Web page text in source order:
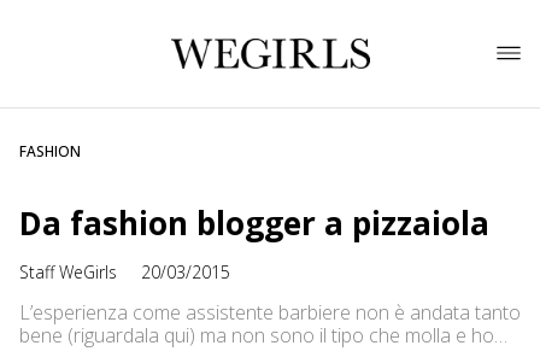
FASHION
Da fashion blogger a pizzaiola
Staff WeGirls 20/03/2015
L’esperienza come assistente barbiere non è andata tanto
bene (riguardala qui) ma non sono il tipo che molla e ho